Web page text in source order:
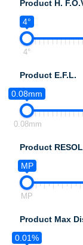
Product H.
4°
4°
Product E.F.L.
0.08mm
0.08mm
Product
MP
MP
Product Max
0.01%